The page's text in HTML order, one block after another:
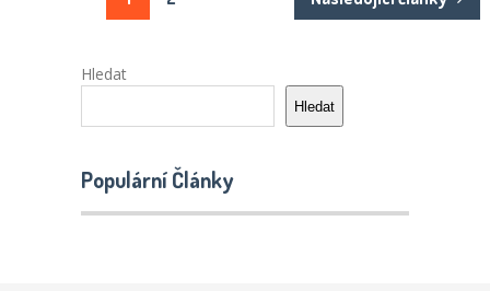
Hledat
Hledat
Populární Články